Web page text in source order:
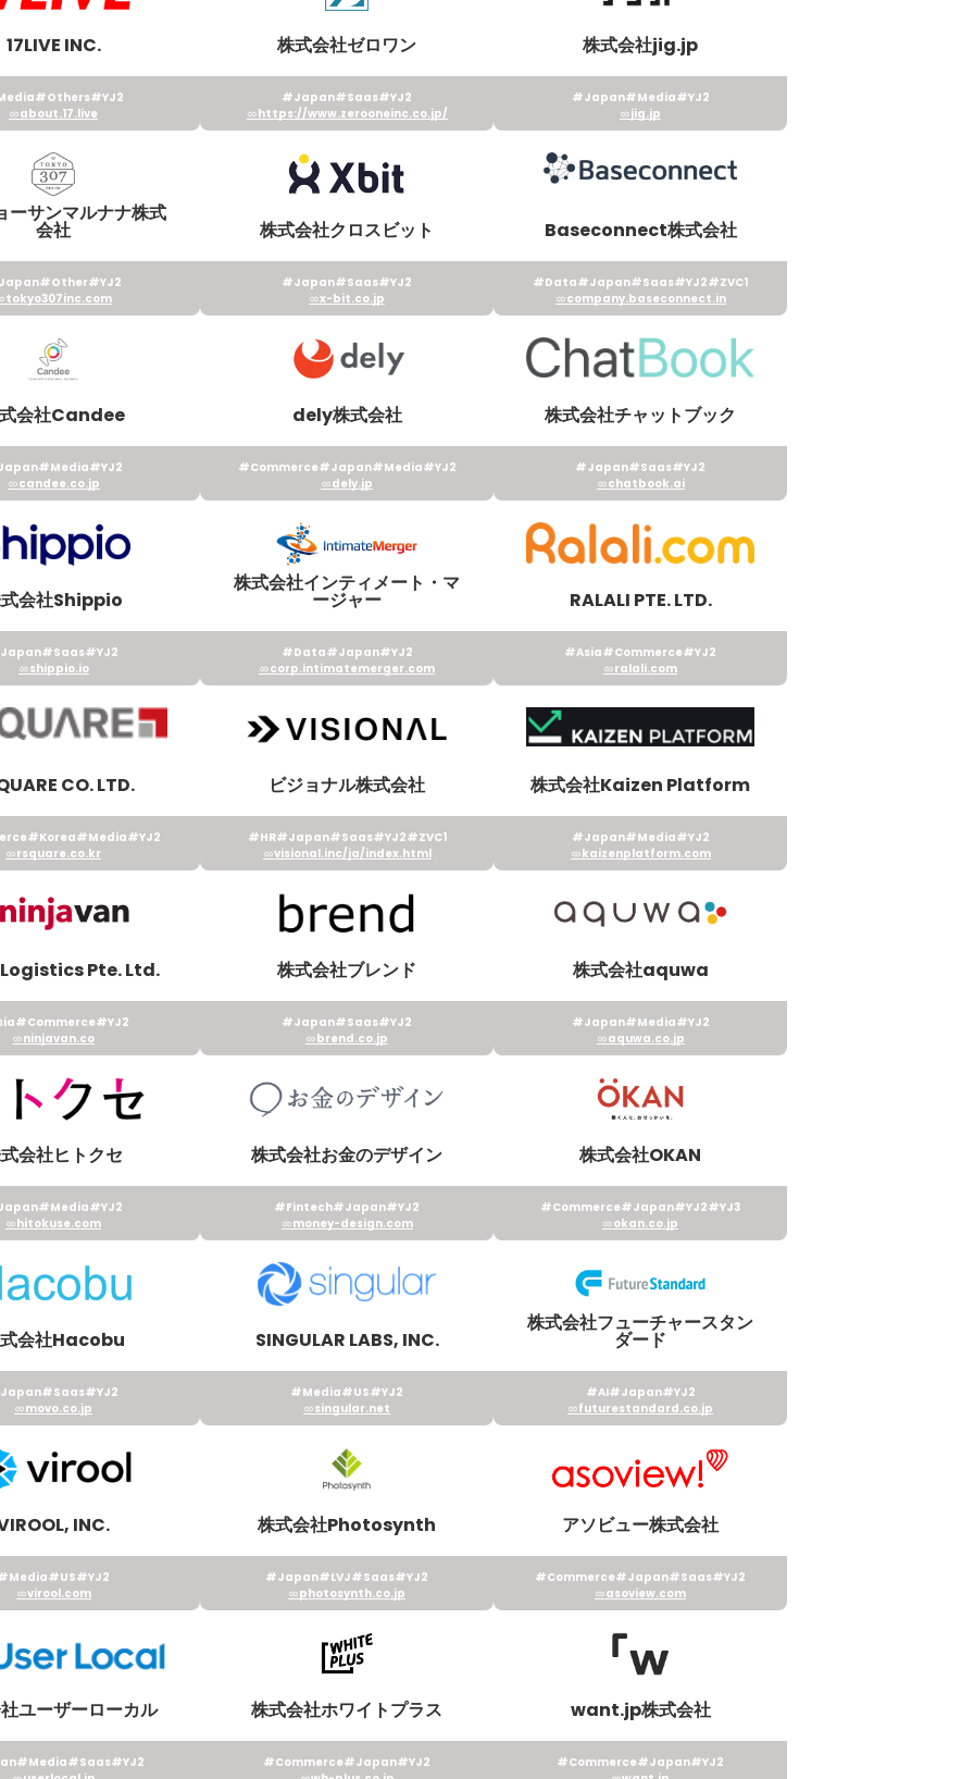
17LIVE INC.
#Others#YJ2
about.17.live
株式会社ゼロワン
#Japan#Saas#YJ2
https://www.zerooneinc.co.jp/
株式会社jig.jp
#Japan#Media#YJ2
jig.jp
ーサンマルナナ株式
会社
#Other#YJ2
tokyo307inc.com
株式会社クロスビット
#Japan#Saas#YJ2
x-bit.co.jp
Baseconnect株式会社
#Data#Japan#Saas#YJ2#ZVC1
company.baseconnect.in
会社Candee
#Media#YJ2
candee.co.jp
dely株式会社
#Commerce#Japan#Media#YJ2
dely.jp
株式会社チャットブック
#Japan#Saas#YJ2
chatbook.ai
会社Shippio
#Saas#YJ2
shippio.io
株式会社インティメート・マ
ージャー
#Data#Japan#YJ2
corp.intimatemerger.com
RALALI PTE. LTD.
#Asia#Commerce#YJ2
ralali.com
CO. LTD.
#Korea#Media#YJ2
rsquare.co.kr
ビジョナル株式会社
#HR#Japan#Saas#YJ2#ZVC1
visional.inc/ja/index.html
株式会社Kaizen Platform
#Japan#Media#YJ2
kaizenplatform.com
Pte. Ltd.
#Commerce#YJ2
ninjavan.co
株式会社ブレンド
#Japan#Saas#YJ2
brend.co.jp
株式会社aquwa
#Japan#Media#YJ2
aquwa.co.jp
会社ヒトクセ
#Media#YJ2
hitokuse.com
株式会社お金のデザイン
#Fintech#Japan#YJ2
money-design.com
株式会社OKAN
#Commerce#Japan#YJ2#YJ3
okan.co.jp
会社Hacobu
#Saas#YJ2
movo.co.jp
SINGULAR LABS, INC.
#Media#US#YJ2
singular.net
株式会社フューチャースタン
ダード
#AI#Japan#YJ2
futurestandard.co.jp
INC.
#US#YJ2
virool.com
株式会社Photosynth
#Japan#LVJ#Saas#YJ2
photosynth.co.jp
アソビュー株式会社
#Commerce#Japan#Saas#YJ2
asoview.com
ユーザーローカル
#Media#Saas#YJ2
株式会社ホワイトプラス
#Commerce#Japan#YJ2
want.jp株式会社
#Commerce#Japan#YJ2